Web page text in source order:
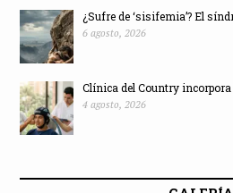
¿Sufre de ‘sisifemia’? El
6 agosto, 2026
Clínica del Country incorpora
4 agosto, 2026